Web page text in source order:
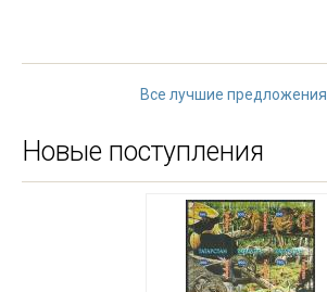
Все лучшие предложения
Новые поступления